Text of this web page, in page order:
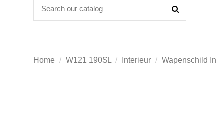
Home W121 190SL Interieur Wapenschild